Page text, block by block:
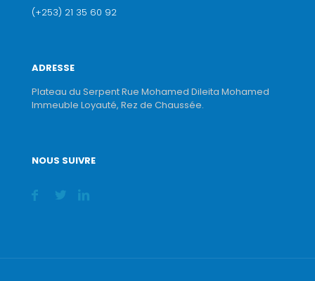
(+253) 21 35 60 92
ADRESSE
Plateau du Serpent Rue Mohamed Dileita Mohamed
Immeuble Loyauté, Rez de Chaussée.
NOUS SUIVRE